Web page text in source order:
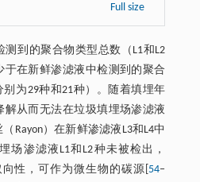
Full size
到的聚合物类型总数（L1和L2
于在新鲜渗滤液中检测到的聚合
别为29种和21种）。随着填埋年
解从而无法在垃圾填埋场渗滤液
Rayon）在新鲜渗滤液L3和L4中
场渗滤液L1和L2种未被检出，
向性，可作为微生物的碳源[ 54‒